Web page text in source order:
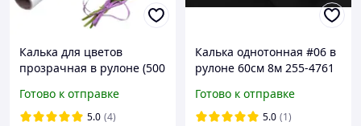
Калька для цветов
прозрачная в рулоне (500
флористическая упаковка
Готово к отправке
5.0 (4)
Калька однотонная #06 в
рулоне 60см 8м 255-4761
Готово к отправке
5.0 (1)